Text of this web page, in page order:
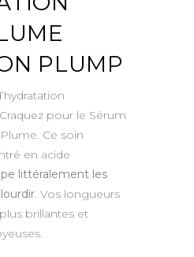
PLUMP
pour le Sérum
Ce soin
en acide
littéralement les
. Vos longueurs
brillantes et